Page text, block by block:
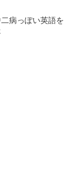
病っぽい英語を